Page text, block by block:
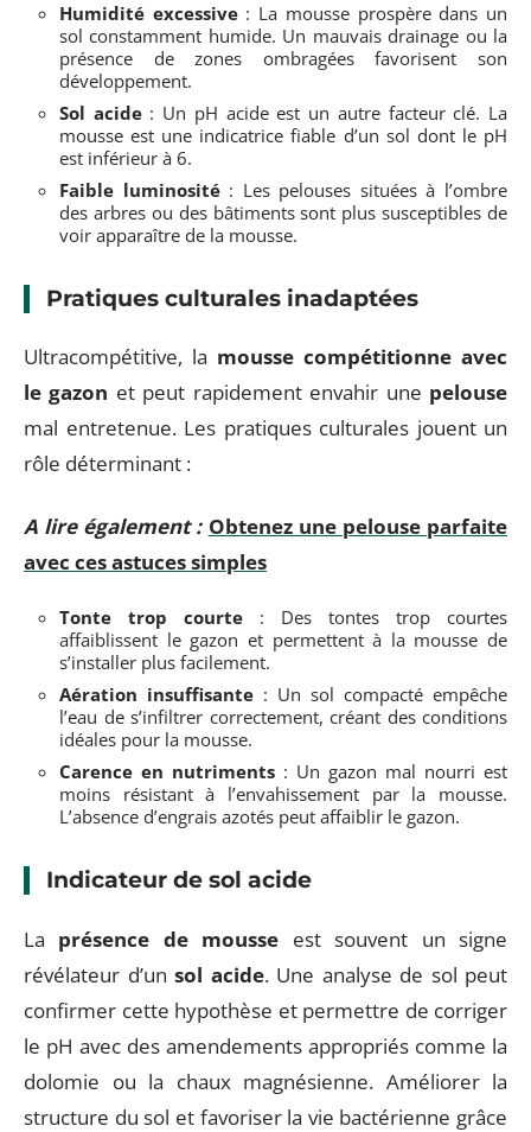
Humidité excessive: La mousse prospère dans un
sol constamment humide. Un mauvais drainage ou la
présence de zones ombragées favorisent son
développement.
Sol acide: Un pH acide est un autre facteur clé. La
mousse est une indicatrice fiable d’un sol dont le pH
est inférieur à 6.
Faible luminosité: Les pelouses situées à l’ombre
des arbres ou des bâtiments sont plus susceptibles de
voir apparaître de la mousse.
Pratiques culturales inadaptées
Ultracompétitive, la mousse compétitionne avec
le gazon et peut rapidement envahir une pelouse
mal entretenue. Les pratiques culturales jouent un
rôle déterminant :
A lire également : Obtenez une pelouse parfaite
avec ces astuces simples
Tonte trop courte : Des tontes trop courtes
affaiblissent le gazon et permettent à la mousse de
s’installer plus facilement.
Aération insuffisante : Un sol compacté empêche
l’eau de s’infiltrer correctement, créant des conditions
idéales pour la mousse.
Carence en nutriments : Un gazon mal nourri est
moins résistant à l’envahissement par la mousse.
L’absence d’engrais azotés peut affaiblir le gazon.
Indicateur de sol acide
La présence de mousse est souvent un signe
révélateur d’un sol acide. Une analyse de sol peut
confirmer cette hypothèse et permettre de corriger
le pH avec des amendements appropriés comme la
dolomie ou la chaux magnésienne. Améliorer la
structure du sol et favoriser la vie bactérienne grâce